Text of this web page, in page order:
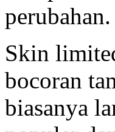
perubahan.
Skin
bocoran
biasanya